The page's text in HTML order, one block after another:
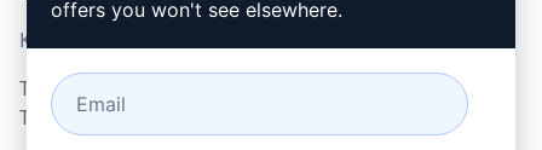
Kullanım Koşulları (en)
Tarayıcı Uzantısı
Terimleri (en)
Microsoft Edge (en)
offers you won't see elsewhere.